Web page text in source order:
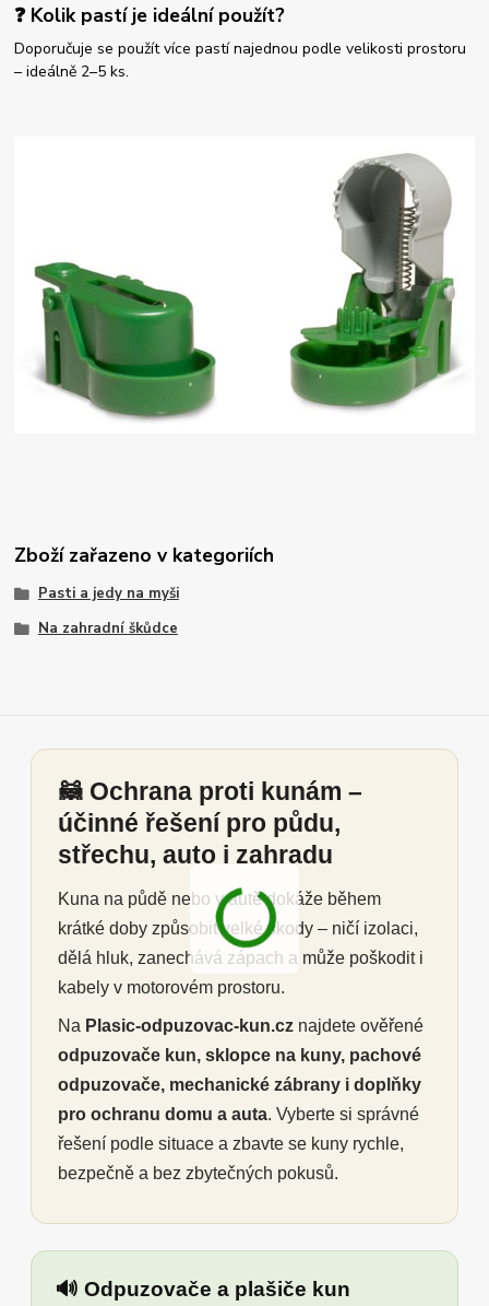
❓ Kolik pastí je ideální použít?
Doporučuje se použít více pastí najednou podle velikosti prostoru
– ideálně 2–5 ks.
Zboží zařazeno v kategoriích
Pasti a jedy na myši
Na zahradní škůdce
🦝 Ochrana proti kunám –
účinné řešení pro půdu,
střechu, auto i zahradu
Kuna na půdě nebo v autě dokáže během
krátké doby způsobit velké škody – ničí izolaci,
dělá hluk, zanechává zápach a může poškodit i
kabely v motorovém prostoru.
Na Plasic-odpuzovac-kun.cz najdete ověřené
odpuzovače kun, sklopce na kuny, pachové
odpuzovače, mechanické zábrany i doplňky
pro ochranu domu a auta. Vyberte si správné
řešení podle situace a zbavte se kuny rychle,
bezpečně a bez zbytečných pokusů.
🔊 Odpuzovače a plašiče kun